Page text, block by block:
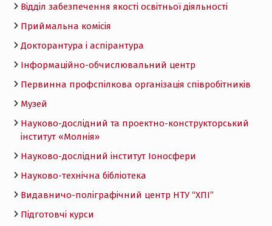
Відділ забезпечення якості освітньої діяльності
Приймальна комісія
Докторантура і аспірантура
Інформаційно-обчислювальний центр
Первинна профспілкова організація співробітників
Музей
Науково-дослідний та проектно-конструкторський
інститут «Молнія»
Науково-дослідний інститут Іоносфери
Науково-технічна бібліотека
Видавничо-поліграфічний центр НТУ “ХПІ”
Підготовчі курси